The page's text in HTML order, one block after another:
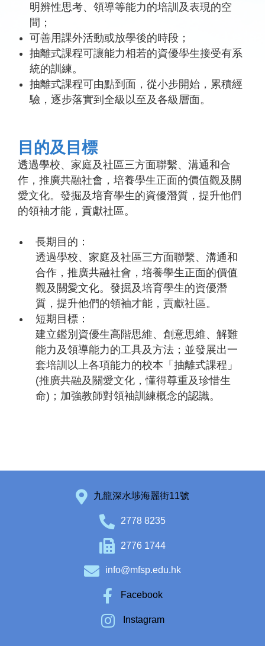
明辨性思考、領導等能力的培訓及表現的空
間；
可善用課外活動或放學後的時段；
抽離式課程可讓能力相若的資優學生接受有系
統的訓練。
抽離式課程可由點到面，從小步開始，累積經
驗，逐步落實到全級以至及各級層面。
目的及目標
透過學校、家庭及社區三方面聯繫、溝通和合
作，推廣共融社會，培養學生正面的價值觀及關
愛文化。發掘及培育學生的資優潛質，提升他們
的領袖才能，貢獻社區。
長期目的：
透過學校、家庭及社區三方面聯繫、溝通和
合作，推廣共融社會，培養學生正面的價值
觀及關愛文化。發掘及培育學生的資優潛
質，提升他們的領袖才能，貢獻社區。
短期目標：
建立鑑別資優生高階思維、創意思維、解難
能力及領導能力的工具及方法；並發展出一
套培訓以上各項能力的校本「抽離式課程」
(推廣共融及關愛文化，懂得尊重及珍惜生
命)；加強教師對領袖訓練概念的認識。
九龍深水埗海麗街11號
2778 8235
2776 1744
info@mfsp.edu.hk
Facebook
Instagram